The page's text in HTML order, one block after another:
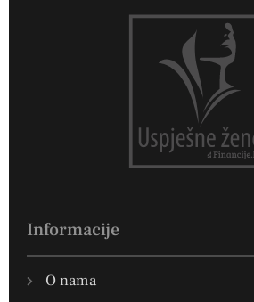
Informacije
O nama